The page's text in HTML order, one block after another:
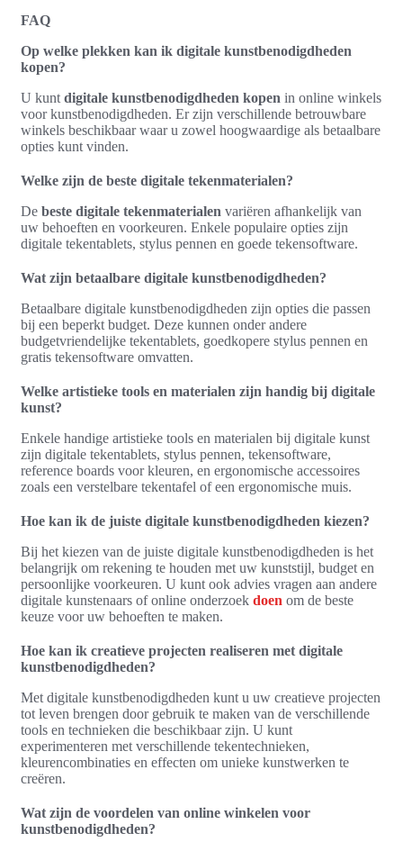
FAQ
Op welke plekken kan ik digitale kunstbenodigdheden
kopen?
U kunt digitale kunstbenodigdheden kopen in online winkels
voor kunstbenodigdheden. Er zijn verschillende betrouwbare
winkels beschikbaar waar u zowel hoogwaardige als betaalbare
opties kunt vinden.
Welke zijn de beste digitale tekenmaterialen?
De beste digitale tekenmaterialen variëren afhankelijk van
uw behoeften en voorkeuren. Enkele populaire opties zijn
digitale tekentablets, stylus pennen en goede tekensoftware.
Wat zijn betaalbare digitale kunstbenodigdheden?
Betaalbare digitale kunstbenodigdheden zijn opties die passen
bij een beperkt budget. Deze kunnen onder andere
budgetvriendelijke tekentablets, goedkopere stylus pennen en
gratis tekensoftware omvatten.
Welke artistieke tools en materialen zijn handig bij digitale
kunst?
Enkele handige artistieke tools en materialen bij digitale kunst
zijn digitale tekentablets, stylus pennen, tekensoftware,
reference boards voor kleuren, en ergonomische accessoires
zoals een verstelbare tekentafel of een ergonomische muis.
Hoe kan ik de juiste digitale kunstbenodigdheden kiezen?
Bij het kiezen van de juiste digitale kunstbenodigdheden is het
belangrijk om rekening te houden met uw kunststijl, budget en
persoonlijke voorkeuren. U kunt ook advies vragen aan andere
digitale kunstenaars of online onderzoek doen om de beste
keuze voor uw behoeften te maken.
Hoe kan ik creatieve projecten realiseren met digitale
kunstbenodigdheden?
Met digitale kunstbenodigdheden kunt u uw creatieve projecten
tot leven brengen door gebruik te maken van de verschillende
tools en technieken die beschikbaar zijn. U kunt
experimenteren met verschillende tekentechnieken,
kleurencombinaties en effecten om unieke kunstwerken te
creëren.
Wat zijn de voordelen van online winkelen voor
kunstbenodigdheden?